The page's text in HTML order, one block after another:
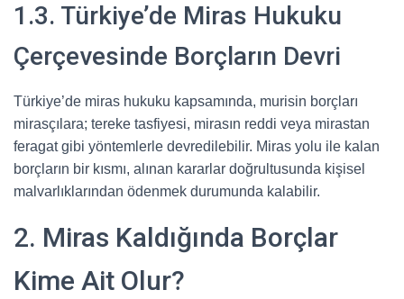
1.3. Türkiye’de Miras Hukuku
Çerçevesinde Borçların Devri
Türkiye’de miras hukuku kapsamında, murisin borçları
mirasçılara; tereke tasfiyesi, mirasın reddi veya mirastan
feragat gibi yöntemlerle devredilebilir. Miras yolu ile kalan
borçların bir kısmı, alınan kararlar doğrultusunda kişisel
malvarlıklarından ödenmek durumunda kalabilir.
2. Miras Kaldığında Borçlar
Kime Ait Olur?